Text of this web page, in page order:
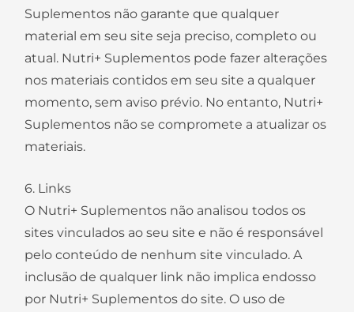
Suplementos não garante que qualquer
material em seu site seja preciso, completo ou
atual. Nutri+ Suplementos pode fazer alterações
nos materiais contidos em seu site a qualquer
momento, sem aviso prévio. No entanto, Nutri+
Suplementos não se compromete a atualizar os
materiais.
6. Links
O Nutri+ Suplementos não analisou todos os
sites vinculados ao seu site e não é responsável
pelo conteúdo de nenhum site vinculado. A
inclusão de qualquer link não implica endosso
por Nutri+ Suplementos do site. O uso de